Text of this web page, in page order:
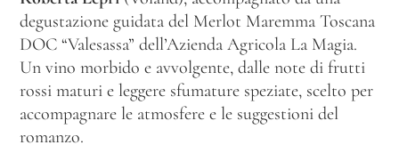
degustazione guidata del Merlot Maremma Toscana
DOC “Valesassa” dell’Azienda Agricola La Magia.
Un vino morbido e avvolgente, dalle note di frutti
rossi maturi e leggere sfumature speziate, scelto per
accompagnare le atmosfere e le suggestioni del
romanzo.